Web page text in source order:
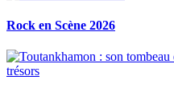
Rock en Scène 2026